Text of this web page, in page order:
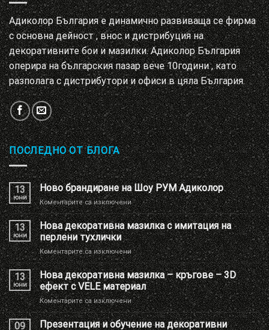
Адиколор България е динамично развиваща се фирма
с основна дейност , внос и дистрибуция на
декоративните бои и мазилки. Адиколор България
оперира на българския пазар вече 10години , като
разполага с дистрибутори и офиси в цяла България.
ПОСЛЕДНО ОТ БЛОГА
13
юни
Ново брандиране на Шоу РУМ Адиколор
Коментарите са изключениза
Ново
брандиране
на
Шоу
РУМ
Адиколор
13
юни
Нова декоративна мазилка с имитация на
перлени тухлички
Коментарите са изключениза
Нова
декоративна
мазилка
с
имитация
на
перлени
13
юни
Нова декоративна мазилка – кръгове – 3D
ефект с VELE материал
Коментарите са изключениза
Нова
декоративна
09
Презентация и обучение на декоративни